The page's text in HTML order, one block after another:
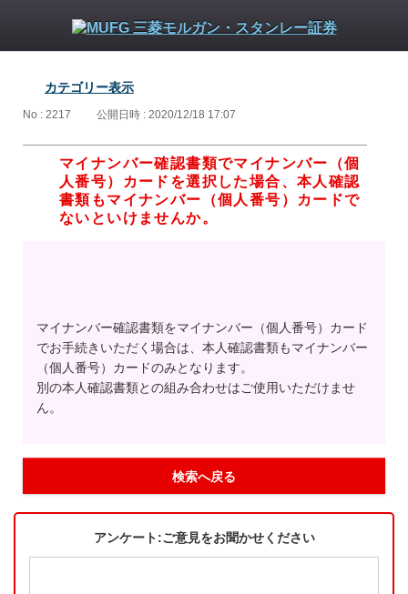
カテゴリー表示
No : 2217 公開日時 : 2020/12/18 17:07
マイナンバー確認書類でマイナンバー（個
人番号）カードを選択した場合、本人確認
書類もマイナンバー（個人番号）カードで
ないといけませんか。
マイナンバー確認書類をマイナンバー（個人番号）カード
でお手続きいただく場合は、本人確認書類もマイナンバー
（個人番号）カードのみとなります。
別の本人確認書類との組み合わせはご使用いただけませ
ん。
検索へ戻る
アンケート:ご意見をお聞かせください